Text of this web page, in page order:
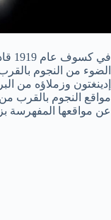
في
الضوء من النجوم
إدينغتون وزملاؤه من
مواقع النجوم بالقرب
عن مواقعها المفهرسة بزاوية